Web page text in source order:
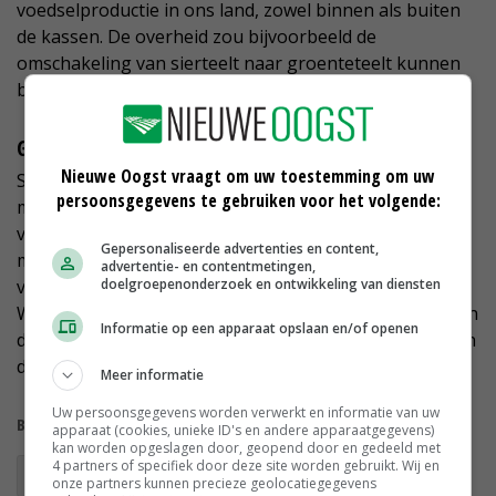
voedselproductie in ons land, zowel binnen als buiten
de kassen. De overheid zou bijvoorbeeld de
omschakeling van sierteelt naar groenteteelt kunnen
bevorderen, is het idee.
Geen noodwet
Staghouwer deelt de zorgen van de Tweede Kamer,
maar ziet momenteel geen grote problemen voor de
voedselzekerheid. Wel zegt hij alert te zijn. 'Op dit
moment is er geen noodzaak om een noodwet voor de
voedselvoorziening van stal te halen en in te grijpen.
Waar nodig zal ik handelen, samen met mijn collega's in
de Europese Unie.' De moties worden volgende week in
de Tweede Kamer in stemming gebracht.
Bekijk meer over:
Glastuinbouw Nederland SDE++
Nieuwe Oogst vraagt om uw toestemming om uw
persoonsgegevens te gebruiken voor het volgende:
Gepersonaliseerde advertenties en content,
advertentie- en contentmetingen,
doelgroepenonderzoek en ontwikkeling van diensten
Informatie op een apparaat opslaan en/of openen
Meer informatie
Uw persoonsgegevens worden verwerkt en informatie van uw
apparaat (cookies, unieke ID's en andere apparaatgegevens)
kan worden opgeslagen door, geopend door en gedeeld met
4 partners of specifiek door deze site worden gebruikt. Wij en
onze partners kunnen precieze geolocatiegegevens